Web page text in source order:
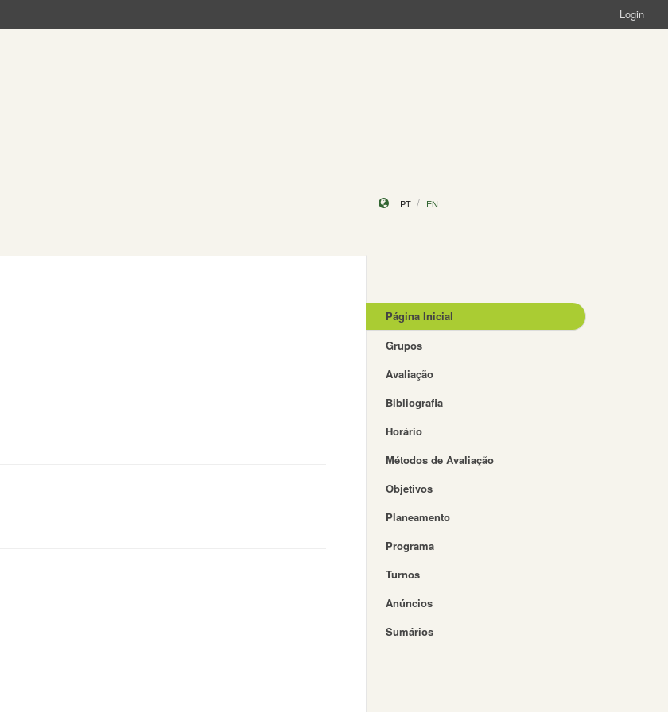
Login
PT EN
Página Inicial
Grupos
Avaliação
Bibliografia
Horário
Métodos de Avaliação
Objetivos
Planeamento
Programa
Turnos
Anúncios
Sumários